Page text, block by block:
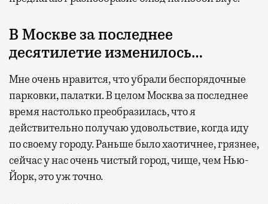
В Москве за последнее
десятилетие изменилось…
Мне очень нравится, что убрали беспорядочные
парковки, палатки. В целом Москва за последнее
время настолько преобразилась, что я
действительно получаю удовольствие, когда иду
по своему городу. Раньше было хаотичнее, грязнее,
сейчас у нас очень чистый город, чище, чем Нью-
Йорк, это уж точно.